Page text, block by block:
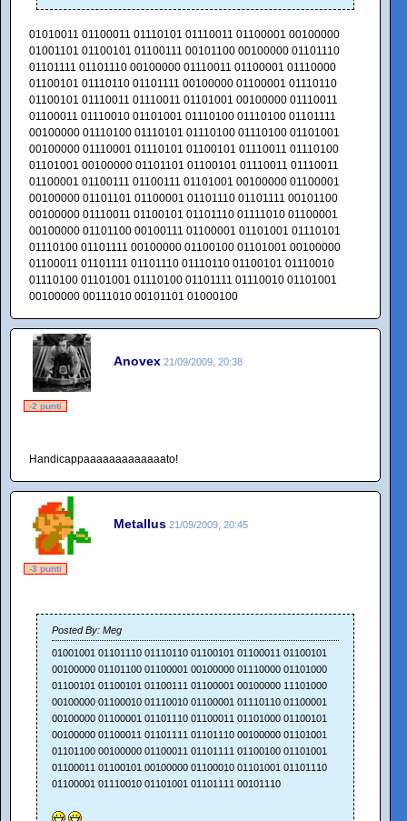
01010011 01100011 01110101 01110011 01100001 00100000
01001101 01100101 01100111 00101100 00100000 01101110
01101111 01101110 00100000 01110011 01100001 01110000
01100101 01110110 01101111 00100000 01100001 01110110
01100101 01110011 01110011 01101001 00100000 01110011
01100011 01110010 01101001 01110100 01110100 01101111
00100000 01110100 01110101 01110100 01110100 01101001
00100000 01110001 01110101 01100101 01110011 01110100
01101001 00100000 01101101 01100101 01110011 01110011
01100001 01100111 01100111 01101001 00100000 01100001
00100000 01101101 01100001 01101110 01101111 00101100
00100000 01110011 01100101 01101110 01111010 01100001
00100000 01101100 00100111 01100001 01101001 01110101
01110100 01101111 00100000 01100100 01101001 00100000
01100011 01101111 01101110 01110110 01100101 01110010
01110100 01101001 01110100 01101111 01110010 01101001
00100000 00111010 00101101 01000100
Anovex 21/09/2009, 20:38
-2 punti
Handicappaaaaaaaaaaaaato!
Metallus 21/09/2009, 20:45
-3 punti
Posted By: Meg
01001001 01101110 01110110 01100101 01100011 01100101
00100000 01101100 01100001 00100000 01110000 01101000
01100101 01100101 01100111 01100001 00100000 11101000
00100000 01100010 01110010 01100001 01110110 01100001
00100000 01100001 01101110 01100011 01101000 01100101
00100000 01100011 01101111 01101110 00100000 01101001
01101100 00100000 01100011 01101111 01100100 01101001
01100011 01100101 00100000 01100010 01101001 01101110
01100001 01110010 01101001 01101111 00101110